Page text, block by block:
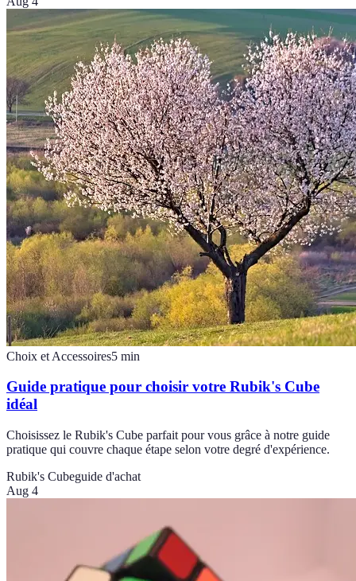
Choix et Accessoires5 min
Guide pratique pour choisir votre Rubik's Cube
idéal
Choisissez le Rubik's Cube parfait pour vous grâce à notre guide
pratique qui couvre chaque étape selon votre degré d'expérience.
Rubik's Cubeguide d'achat
Aug 4